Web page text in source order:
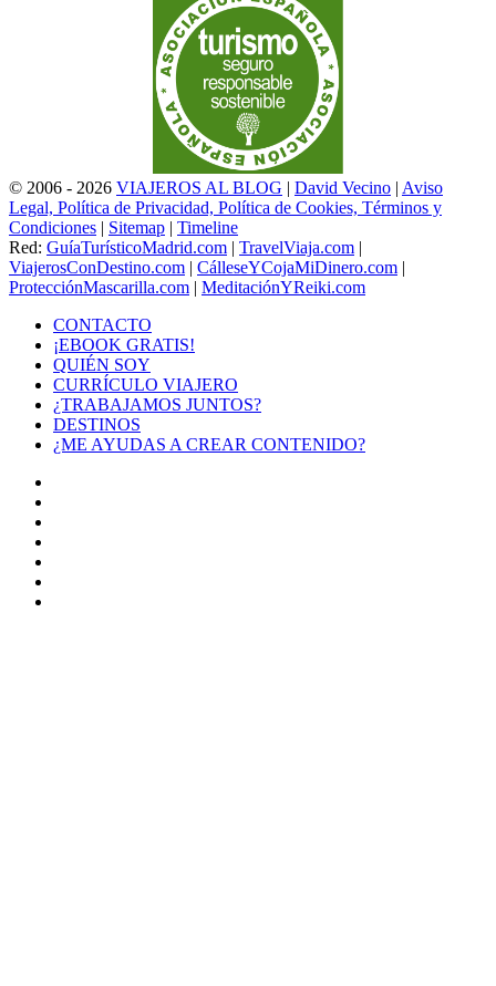
© 2006 - 2026 VIAJEROS AL BLOG | David Vecino | Aviso
Legal, Política de Privacidad, Política de Cookies, Términos y
Condiciones | Sitemap | Timeline
Red: GuíaTurísticoMadrid.com | TravelViaja.com |
ViajerosConDestino.com | CálleseYCojaMiDinero.com |
ProtecciónMascarilla.com | MeditaciónYReiki.com
CONTACTO
¡EBOOK GRATIS!
QUIÉN SOY
CURRÍCULO VIAJERO
¿TRABAJAMOS JUNTOS?
DESTINOS
¿ME AYUDAS A CREAR CONTENIDO?